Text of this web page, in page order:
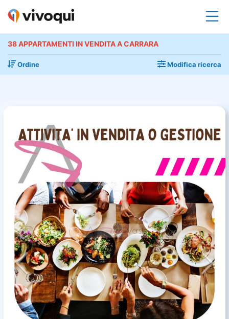
38 APPARTAMENTI IN VENDITA A CARRARA
Ordine Modifica ricerca